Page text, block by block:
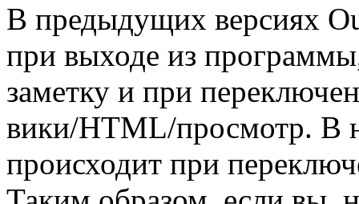
В предыдущих версиях
при выходе из
заметку и при
вики/HTML/просмотр. В
происходит при